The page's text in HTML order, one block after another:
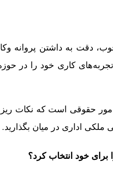
دقت به داشتن پروانه
کاری خود را در
حقوقی است که نکات ریز
اداری در میان بگذارید.
خود انتخاب کرد؟